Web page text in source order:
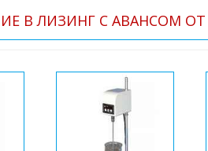
В ЛИЗИНГ С АВАНСОМ ОТ